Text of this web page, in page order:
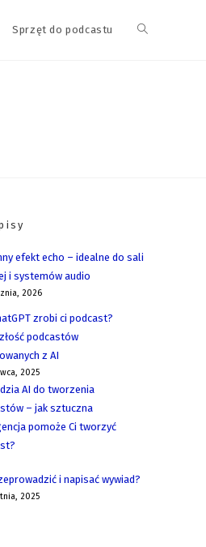
Sprzęt do podcastu
efekt echo – idealne do sali
i systemów audio
2026
zrobi ci podcast?
podcastów
z AI
2025
AI do tworzenia
– jak sztuczna
pomoże Ci tworzyć
i napisać wywiad?
2025